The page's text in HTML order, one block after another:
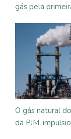
gás pela
O gás natural
da PJM,